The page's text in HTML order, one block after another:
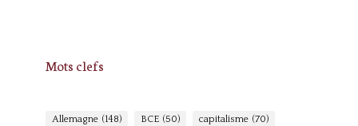
Mots clefs
Allemagne (148) BCE (50) capitalisme (70)